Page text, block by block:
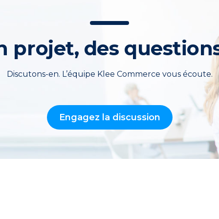
projet, des
Discutons-en. L’équipe Klee Commerce vous écoute.
Engagez la discussion